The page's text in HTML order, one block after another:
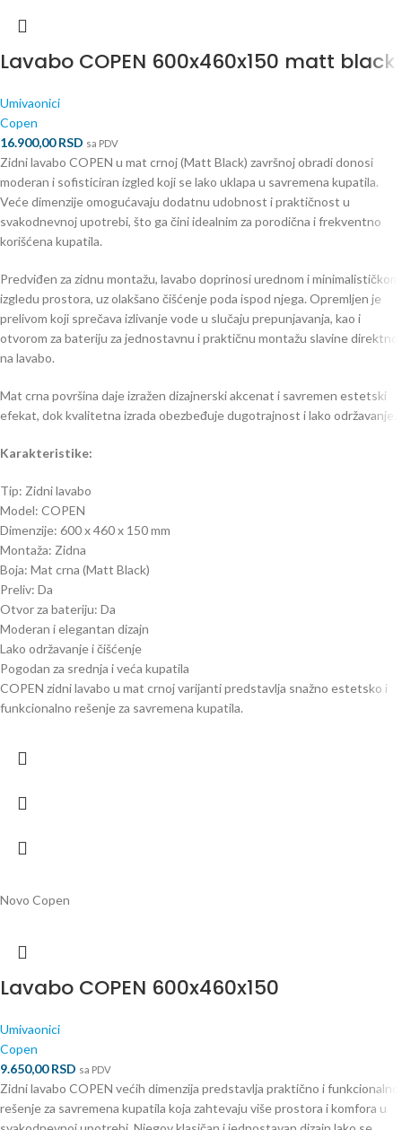
Lavabo COPEN 600x460x150 matt black
Umivaonici
Copen
16.900,00RSD sa PDV
Zidni lavabo COPEN u mat crnoj (Matt Black) završnoj obradi donosi
moderan i sofisticiran izgled koji se lako uklapa u savremena kupatila.
Veće dimenzije omogućavaju dodatnu udobnost i praktičnost u
svakodnevnoj upotrebi, što ga čini idealnim za porodična i frekventno
korišćena kupatila.
Predviđen za zidnu montažu, lavabo doprinosi urednom i minimalističkom
izgledu prostora, uz olakšano čišćenje poda ispod njega. Opremljen je
prelivom koji sprečava izlivanje vode u slučaju prepunjavanja, kao i
otvorom za bateriju za jednostavnu i praktičnu montažu slavine direktno
na lavabo.
Mat crna površina daje izražen dizajnerski akcenat i savremen estetski
efekat, dok kvalitetna izrada obezbeđuje dugotrajnost i lako održavanje.
Karakteristike:
Tip: Zidni lavabo
Model: COPEN
Dimenzije: 600 x 460 x 150 mm
Montaža: Zidna
Boja: Mat crna (Matt Black)
Preliv: Da
Otvor za bateriju: Da
Moderan i elegantan dizajn
Lako održavanje i čišćenje
Pogodan za srednja i veća kupatila
COPEN zidni lavabo u mat crnoj varijanti predstavlja snažno estetsko i
funkcionalno rešenje za savremena kupatila.
Novo Copen
Lavabo COPEN 600x460x150
Umivaonici
Copen
9.650,00RSD sa PDV
Zidni lavabo COPEN većih dimenzija predstavlja praktično i funkcionalno
rešenje za savremena kupatila koja zahtevaju više prostora i komfora u